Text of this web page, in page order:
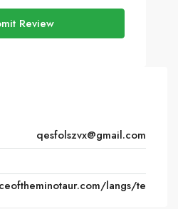
Review
qesfolszvx@gmail.com
langs/te